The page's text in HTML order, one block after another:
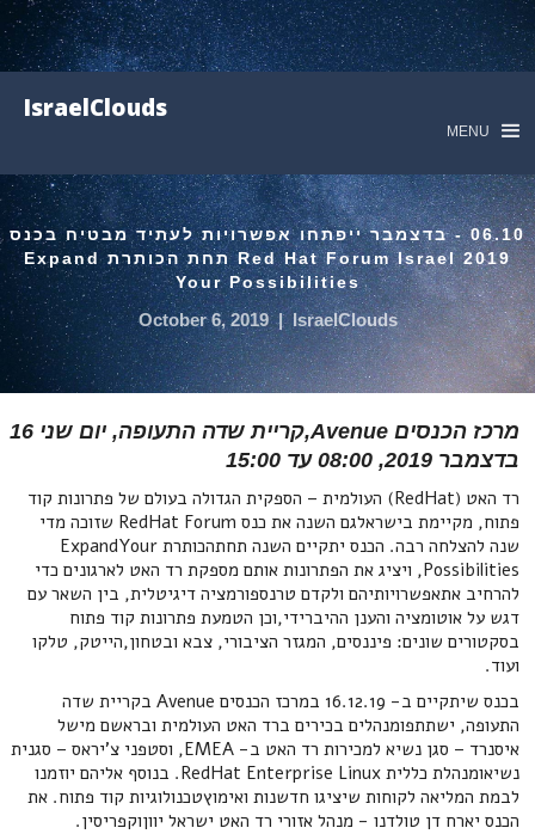
IsraelClouds
MENU
06.10 - בדצמבר ייפתחו אפשרויות לעתיד מבטיח בכנס
Red Hat Forum Israel 2019 תחת הכותרת Expand
Your Possibilities
IsraelClouds
|
October 6, 2019
מרכז הכנסים Avenue,קריית שדה התעופה, יום שני 16
בדצמבר 2019, 08:00 עד 15:00
רד האט (RedHat) העולמית – הספקית הגדולה בעולם של פתרונות קוד
פתוח, מקיימת בישראלגם השנה את כנס RedHat Forum שזוכה מדי
שנה להצלחה רבה. הכנס יתקיים השנה תחתהכותרת ExpandYour
Possibilities, ויציג את הפתרונות אותם מספקת רד האט לארגונים כדי
להרחיב אתאפשרויותיהם ולקדם טרנספורמציה דיגיטלית, בין השאר עם
דגש על אוטומציה והענן ההיברידי,וכן הטמעת פתרונות קוד פתוח
בסקטורים שונים: פיננסים, המגזר הציבורי, צבא ובטחון,הייטק, טלקו
ועוד.
בכנס שיתקיים ב- 16.12.19 במרכז הכנסים Avenue בקריית שדה
התעופה, ישתתפומנהלים בכירים ברד האט העולמית ובראשם מישל
איסנרד – סגן נשיא למכירות רד האט ב- EMEA, וסטפני צ'יראס – סגנית
נשיאומנהלת כללית RedHat Enterprise Linux. בנוסף אליהם יוזמנו
לבמת המליאה לקוחות שיציגו חדשנות ואימוץטכנולוגיות קוד פתוח. את
הכנס יארח דן טולדנו - מנהל אזורי רד האט ישראל יווןוקפריסין.